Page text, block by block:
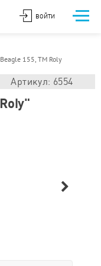
ВОЙТИ
Beagle 155, TM Roly
Артикул: 6554